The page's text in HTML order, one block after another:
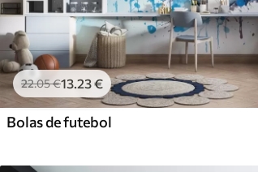
22.05€13 .23€
Bolas de futebol